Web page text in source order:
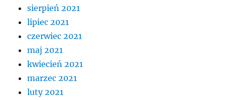
sierpień 2021
lipiec 2021
czerwiec 2021
maj 2021
kwiecień 2021
marzec 2021
luty 2021